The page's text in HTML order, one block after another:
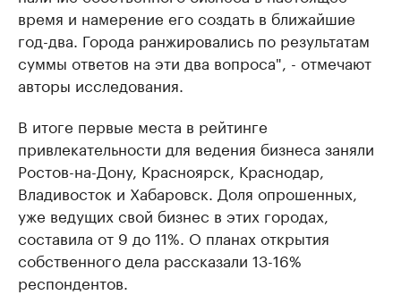
время и намерение его создать в ближайшие
год-два. Города ранжировались по результатам
суммы ответов на эти два вопроса", - отмечают
авторы исследования.
В итоге первые места в рейтинге
привлекательности для ведения бизнеса заняли
Ростов-на-Дону, Красноярск, Краснодар,
Владивосток и Хабаровск. Доля опрошенных,
уже ведущих свой бизнес в этих городах,
составила от 9 до 11%. О планах открытия
собственного дела рассказали 13-16%
респондентов.